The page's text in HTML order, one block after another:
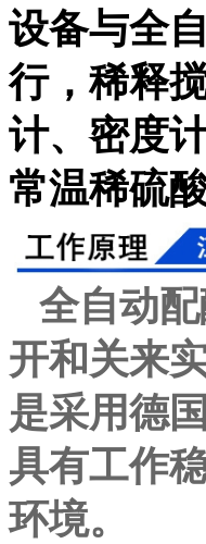
设备与全
行，稀释
计、密度
常温稀硫酸
全自动
开和关来
是采用德
具有工作
环境。